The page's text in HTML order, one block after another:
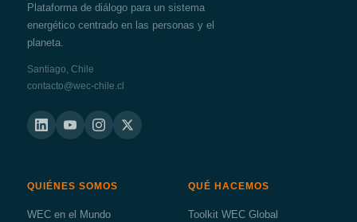
Plataforma de diálogo para un sistema
energético centrado en las personas y el
planeta.
Santiago, Chile
contacto@wec-chile.cl
QUIÉNES SOMOS
WEC en el Mundo
QUÉ HACEMOS
Toolkit WEC Global